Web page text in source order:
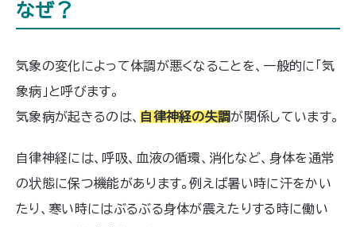
なぜ？
気象の変化によって体調が悪くなることを、一般的に「気
象病」と呼びます。
気象病が起きるのは、 自律神経の失調が関係しています。
自律神経には、呼吸、血液の循環、消化など、身体を通常
の状態に保つ機能があります。例えば暑い時に汗をかい
たり、寒い時にはぶるぶる身体が震えたりする時に働い